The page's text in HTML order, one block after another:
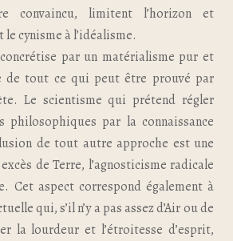
convaincu, limitent l’horizon et
cynisme à l’idéalisme.
concrétise par un matérialisme pur et
de tout ce qui peut être prouvé par
Le scientisme qui prétend régler
philosophiques par la connaissance
de tout autre approche est une
de Terre, l’agnosticisme radicale
Cet aspect correspond également à
qui, s’il n’y a pas assez d’Air ou de
la lourdeur et l’étroitesse d’esprit,